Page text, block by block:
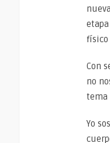
físico
Con
no
tema
Yo